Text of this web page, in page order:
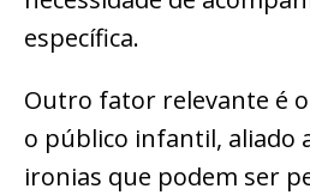
específica.
Outro fator relevante é
o público infantil, aliado
ironias que podem ser